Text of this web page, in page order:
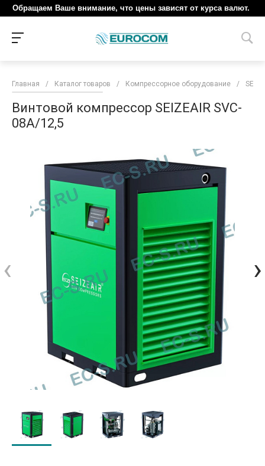
Обращаем Ваше внимание, что цены зависят от курса валют.
Главная / Каталог товаров / Компрессорное оборудование /
Винтовой компрессор SEIZEAIR SVC-
08A/12,5
‹ ›